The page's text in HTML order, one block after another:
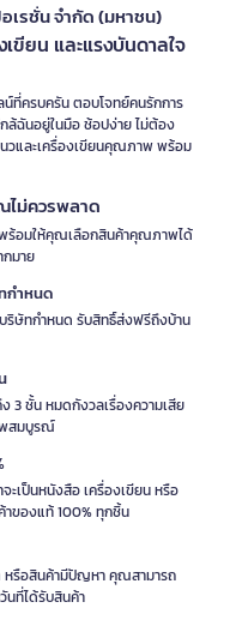
เรชั่น จำกัด (มหาชน)
ขียน และแรงบันดาลใจ
น์ที่ครบครัน ตอบโจทย์คนรักการ
ล้ฉันอยู่ในมือ ช้อปง่าย ไม่ต้อง
วและเครื่องเขียนคุณภาพ พร้อม
ไม่ควรพลาด
พร้อมให้คุณเลือกสินค้าคุณภาพได้
มาย
กำหนด
ริษัทกำหนด รับสิทธิ์ส่งฟรีถึงบ้าน
3 ชั้น หมดกังวลเรื่องความเสีย
พสมบูรณ์
ะเป็นหนังสือ เครื่องเขียน หรือ
าของแท้ 100% ทุกชิ้น
หรือสินค้ามีปัญหา คุณสามารถ
นที่ได้รับสินค้า